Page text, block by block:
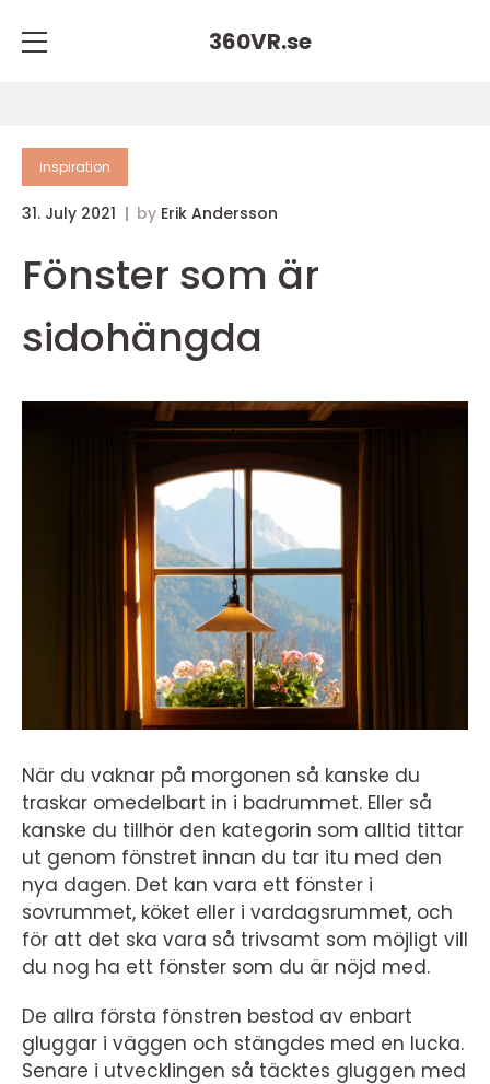
360VR.se
inspiration
31. July 2021 by Erik Andersson
Fönster som är
sidohängda
När du vaknar på morgonen så kanske du
traskar omedelbart in i badrummet. Eller så
kanske du tillhör den kategorin som alltid tittar
ut genom fönstret innan du tar itu med den
nya dagen. Det kan vara ett fönster i
sovrummet, köket eller i vardagsrummet, och
för att det ska vara så trivsamt som möjligt vill
du nog ha ett fönster som du är nöjd med.
De allra första fönstren bestod av enbart
gluggar i väggen och stängdes med en lucka.
Senare i utvecklingen så täcktes gluggen med